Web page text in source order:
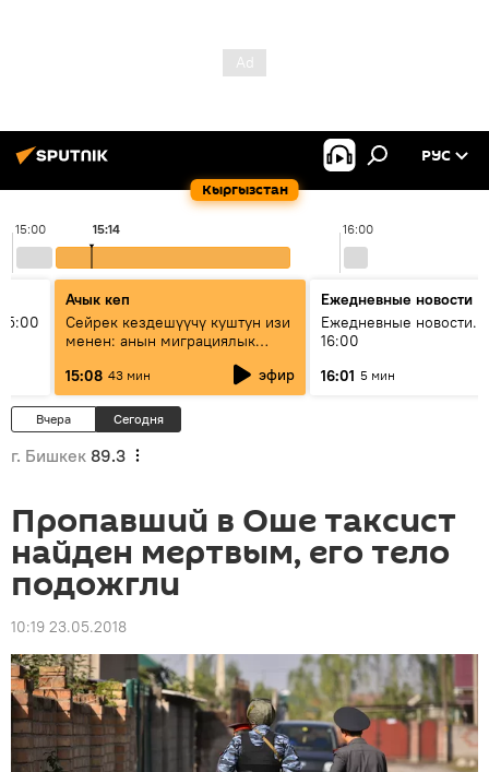
Кыргызстан
РУС
15:00 16:00
15:14
Ачык кеп
Сейрек кездешүүчү куштун изи
менен: анын миграциялык
жолу эмнеден кабар берет?
15:08 43 мин эфир
Ежедневные новости
Ежедневные новости.
16:00
16:01 5 мин
Вчера Сегодня
г. Бишкек 89.3
Пропавший в Оше таксист
найден мертвым, его тело
подожгли
10:19 23.05.2018